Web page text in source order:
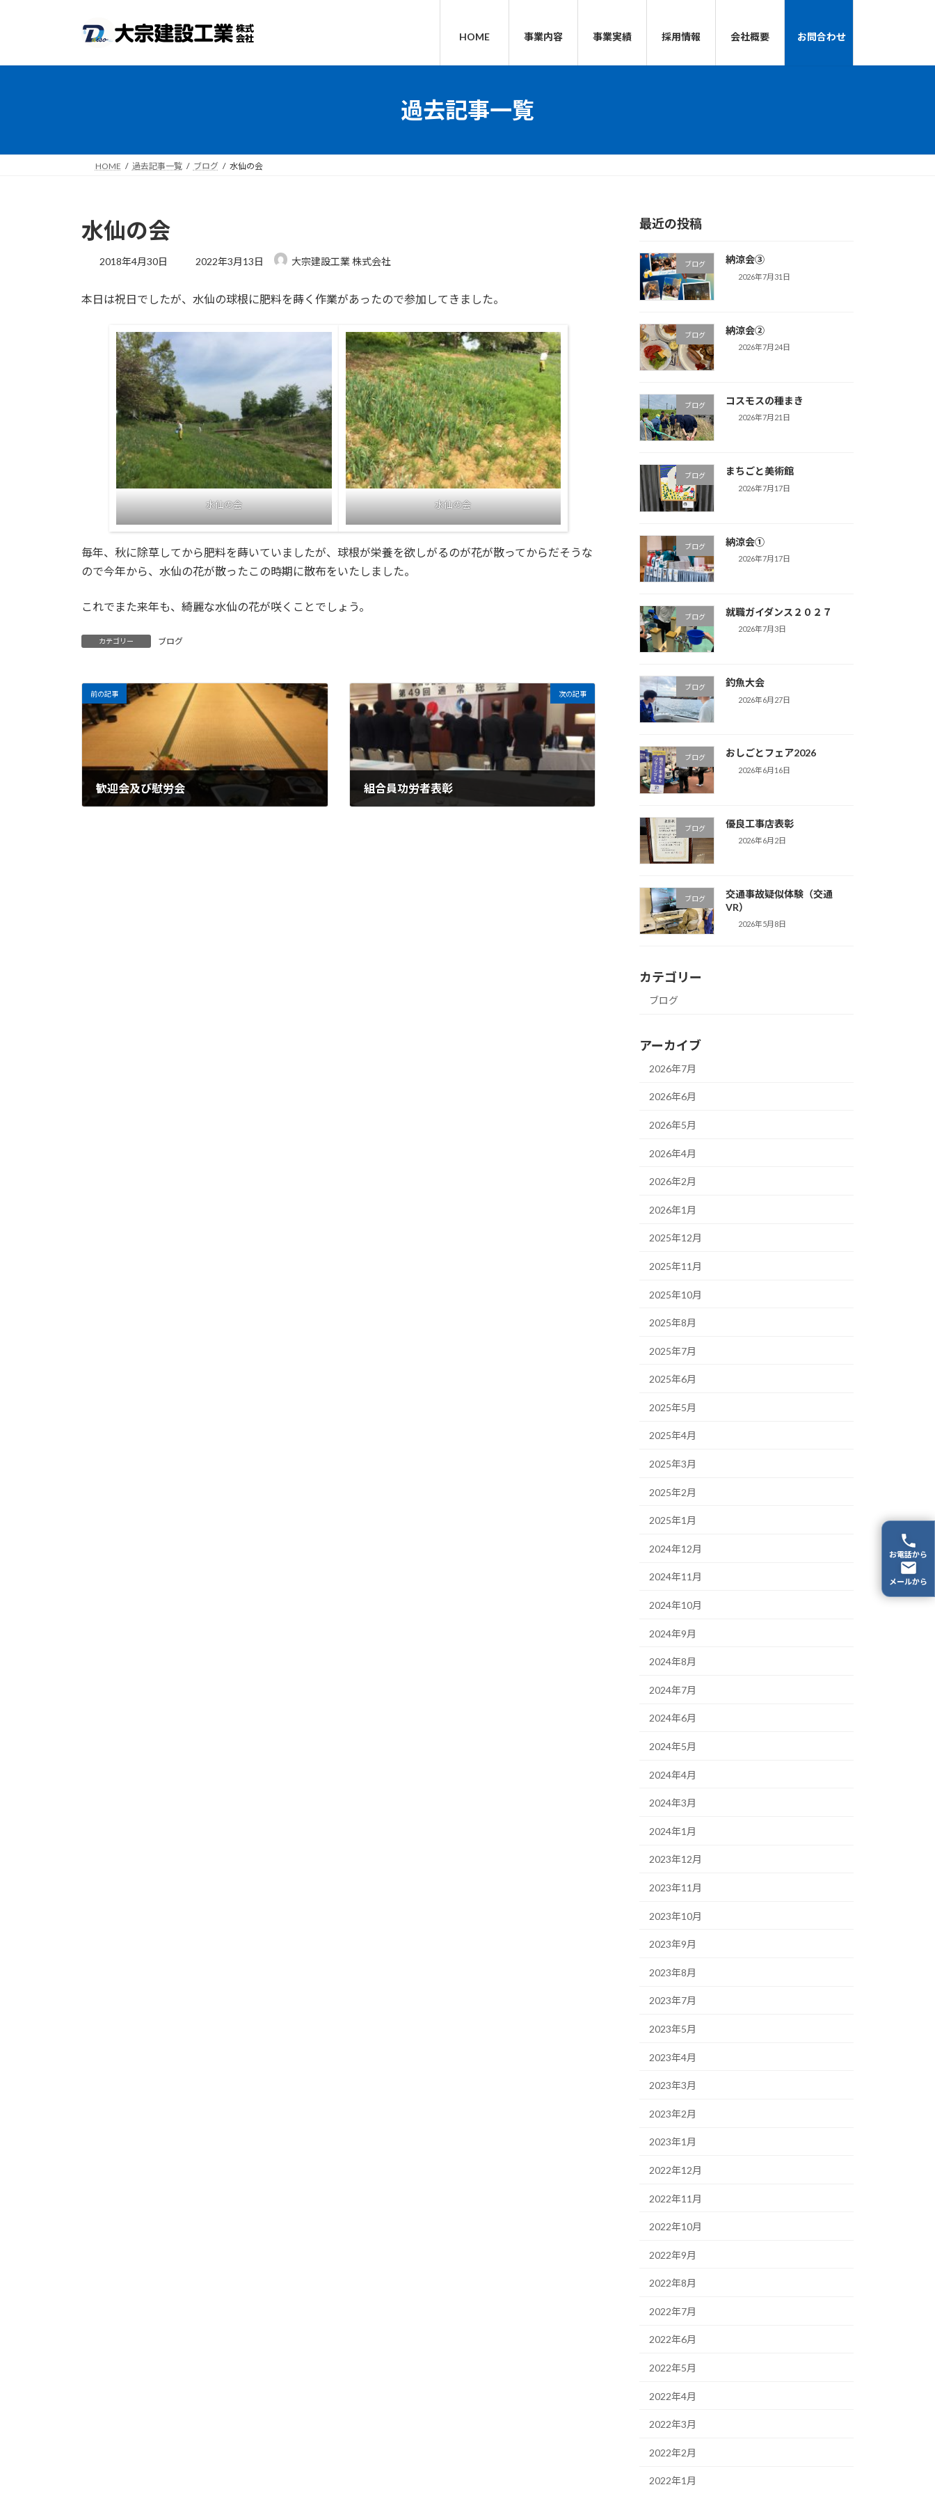
プ
動
HOME 事業内容 事業実績 採用情報 会社概要 お問合わせ
過去記事一覧
HOME 過去記事一覧 ブログ 水仙の会
水仙の会
2018年4月30日
最
新
2022年3月13日 大宗建設工業 株式会社
本日は祝日でしたが、水仙の球根に肥料を蒔く作業があったので参加してきました。
水仙の会 水仙の会
毎年、秋に除草してから肥料を蒔いていましたが、球根が栄養を欲しがるのが花が散ってからだそうな
ので今年から、水仙の花が散ったこの時期に散布をいたしました。
これでまた来年も、綺麗な水仙の花が咲くことでしょう。
カテゴリー ブログ
前の記事
歓迎会及び慰労会
次の記事
組合員功労者表彰
最近の投稿
ブログ 納涼会③
2026年7月31日
ブログ 納涼会②
2026年7月24日
ブログ コスモスの種まき
2026年7月21日
ブログ まちごと美術館
2026年7月17日
ブログ 納涼会①
2026年7月17日
ブログ 就職ガイダンス２０２７
2026年7月3日
ブログ 釣魚大会
2026年6月27日
ブログ おしごとフェア2026
2026年6月16日
ブログ 優良工事店表彰
2026年6月2日
ブログ
交通事故疑似体験（交通
VR）
2026年5月8日
カテゴリー
ブログ
アーカイブ
2026年7月
2026年6月
2026年5月
2026年4月
2026年2月
2026年1月
2025年12月
2025年11月
2025年10月
2025年8月
2025年7月
2025年6月
2025年5月
2025年4月
2025年3月
2025年2月
2025年1月
2024年12月
2024年11月
2024年10月
2024年9月
2024年8月
2024年7月
2024年6月
2024年5月
2024年4月
2024年3月
2024年1月
2023年12月
2023年11月
2023年10月
2023年9月
2023年8月
2023年7月
2023年5月
2023年4月
2023年3月
2023年2月
2023年1月
2022年12月
2022年11月
2022年10月
2022年9月
2022年8月
2022年7月
2022年6月
2022年5月
2022年4月
2022年3月
2022年2月
2022年1月
お電話から
メールから